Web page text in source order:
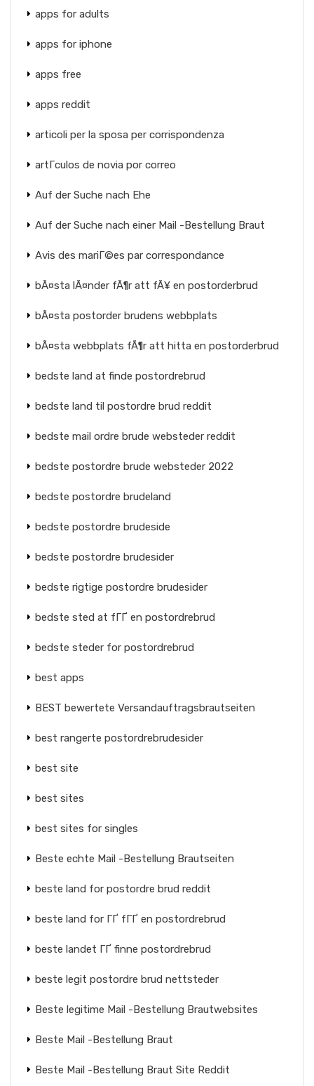
apps for adults
apps for iphone
apps free
apps reddit
articoli per la sposa per corrispondenza
artГ­culos de novia por correo
Auf der Suche nach Ehe
Auf der Suche nach einer Mail -Bestellung Braut
Avis des mariГ©es par correspondance
bÃ¤sta lÃ¤nder fÃ¶r att fÃ¥ en postorderbrud
bÃ¤sta postorder brudens webbplats
bÃ¤sta webbplats fÃ¶r att hitta en postorderbrud
bedste land at finde postordrebrud
bedste land til postordre brud reddit
bedste mail ordre brude websteder reddit
bedste postordre brude websteder 2022
bedste postordre brudeland
bedste postordre brudeside
bedste postordre brudesider
bedste rigtige postordre brudesider
bedste sted at fГҐ en postordrebrud
bedste steder for postordrebrud
best apps
BEST bewertete Versandauftragsbrautseiten
best rangerte postordrebrudesider
best site
best sites
best sites for singles
Beste echte Mail -Bestellung Brautseiten
beste land for postordre brud reddit
beste land for ГҐ fГҐ en postordrebrud
beste landet ГҐ finne postordrebrud
beste legit postordre brud nettsteder
Beste legitime Mail -Bestellung Brautwebsites
Beste Mail -Bestellung Braut
Beste Mail -Bestellung Braut Site Reddit